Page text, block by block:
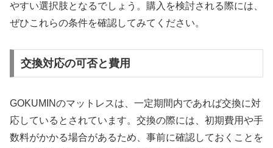
やすい選択肢となるでしょう。購入を検討される際には、
ぜひこれらの条件を確認してみてください。
交換対応の可否と費用
GOKUMINのマットレスは、一定期間内であれば交換に対
応しているとされています。交換の際には、初期費用や手
数料がかかる場合があるため、事前に確認しておくことを